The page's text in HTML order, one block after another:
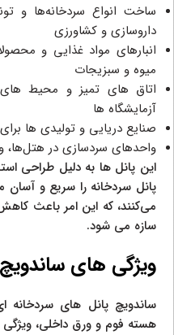
ساخت انواع سردخانه‌ها و
داروسازی و کشاورزی
انبارهای مواد غذایی و
میوه و سبزیجات
اتاق‌ های تمیز و محیط‌ های
آزمایشگاه‌ ها
صنایع دریایی و تولیدی‌ ها
واحدهای سردسازی در هتل‌ها،
این پانل‌ ها به دلیل طراحی
پانل سردخانه را سریع و
می‌کنند، که این امر باعث
سازه می‌ شود.
ویژگی‌ های
ساندویچ پانل‌ های سردخانه‌
هسته فوم و ورق داخلی،